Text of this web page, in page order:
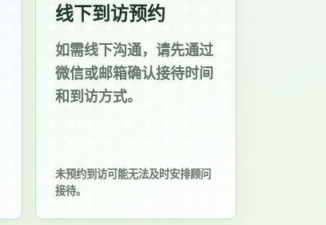
线下到访预约
如需线下沟通，请先通过
微信或邮箱确认接待时间
和到访方式。
未预约到访可能无法及时安排顾问
接待。